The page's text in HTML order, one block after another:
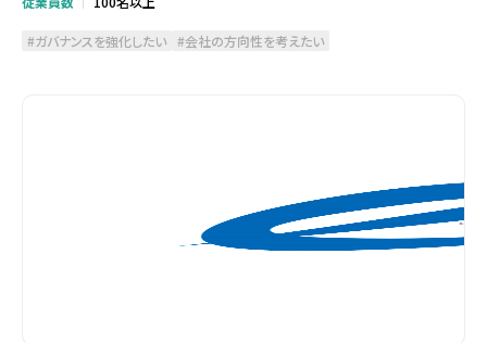
ガバナンスを強化したい 会社の方向性を考えたい